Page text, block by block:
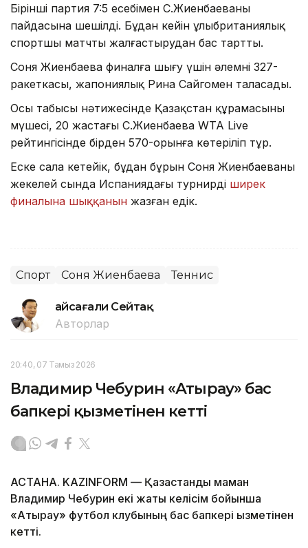
Бірінші партия 7:5 есебімен С.Жиенбаеваның
пайдасына шешілді. Бұдан кейін ұлыбританиялық
спортшы матчты жалғастырудан бас тартты.
Соня Жиенбаева финалға шығу үшін әлемнің 327-
ракеткасы, жапониялық Рина Сайгомен таласады.
Осы табысы нәтижесінде Қазақстан құрамасының
мүшесі, 20 жастағы С.Жиенбаева WTA Live
рейтингісінде бірден 570-орынға көтеріліп тұр.
Еске сала кетейік, бұдан бұрын Соня Жиенбаеваның
жекелей сында Испаниядағы турнирдің ширек
финалына шыққанын жазған едік.
Спорт Соня Жиенбаева Теннис
Ғайсағали Сейтақ
Авторлар
20:40, 07 Тамыз 2026
Владимир Чебурин «Атырау» бас
бапкері қызметінен кетті
АСТАНА. KAZINFORM — Қазақстандық маман
Владимир Чебурин екі жақты келісім бойынша
«Атырау» футбол клубының бас бапкері қызметінен
кетті.